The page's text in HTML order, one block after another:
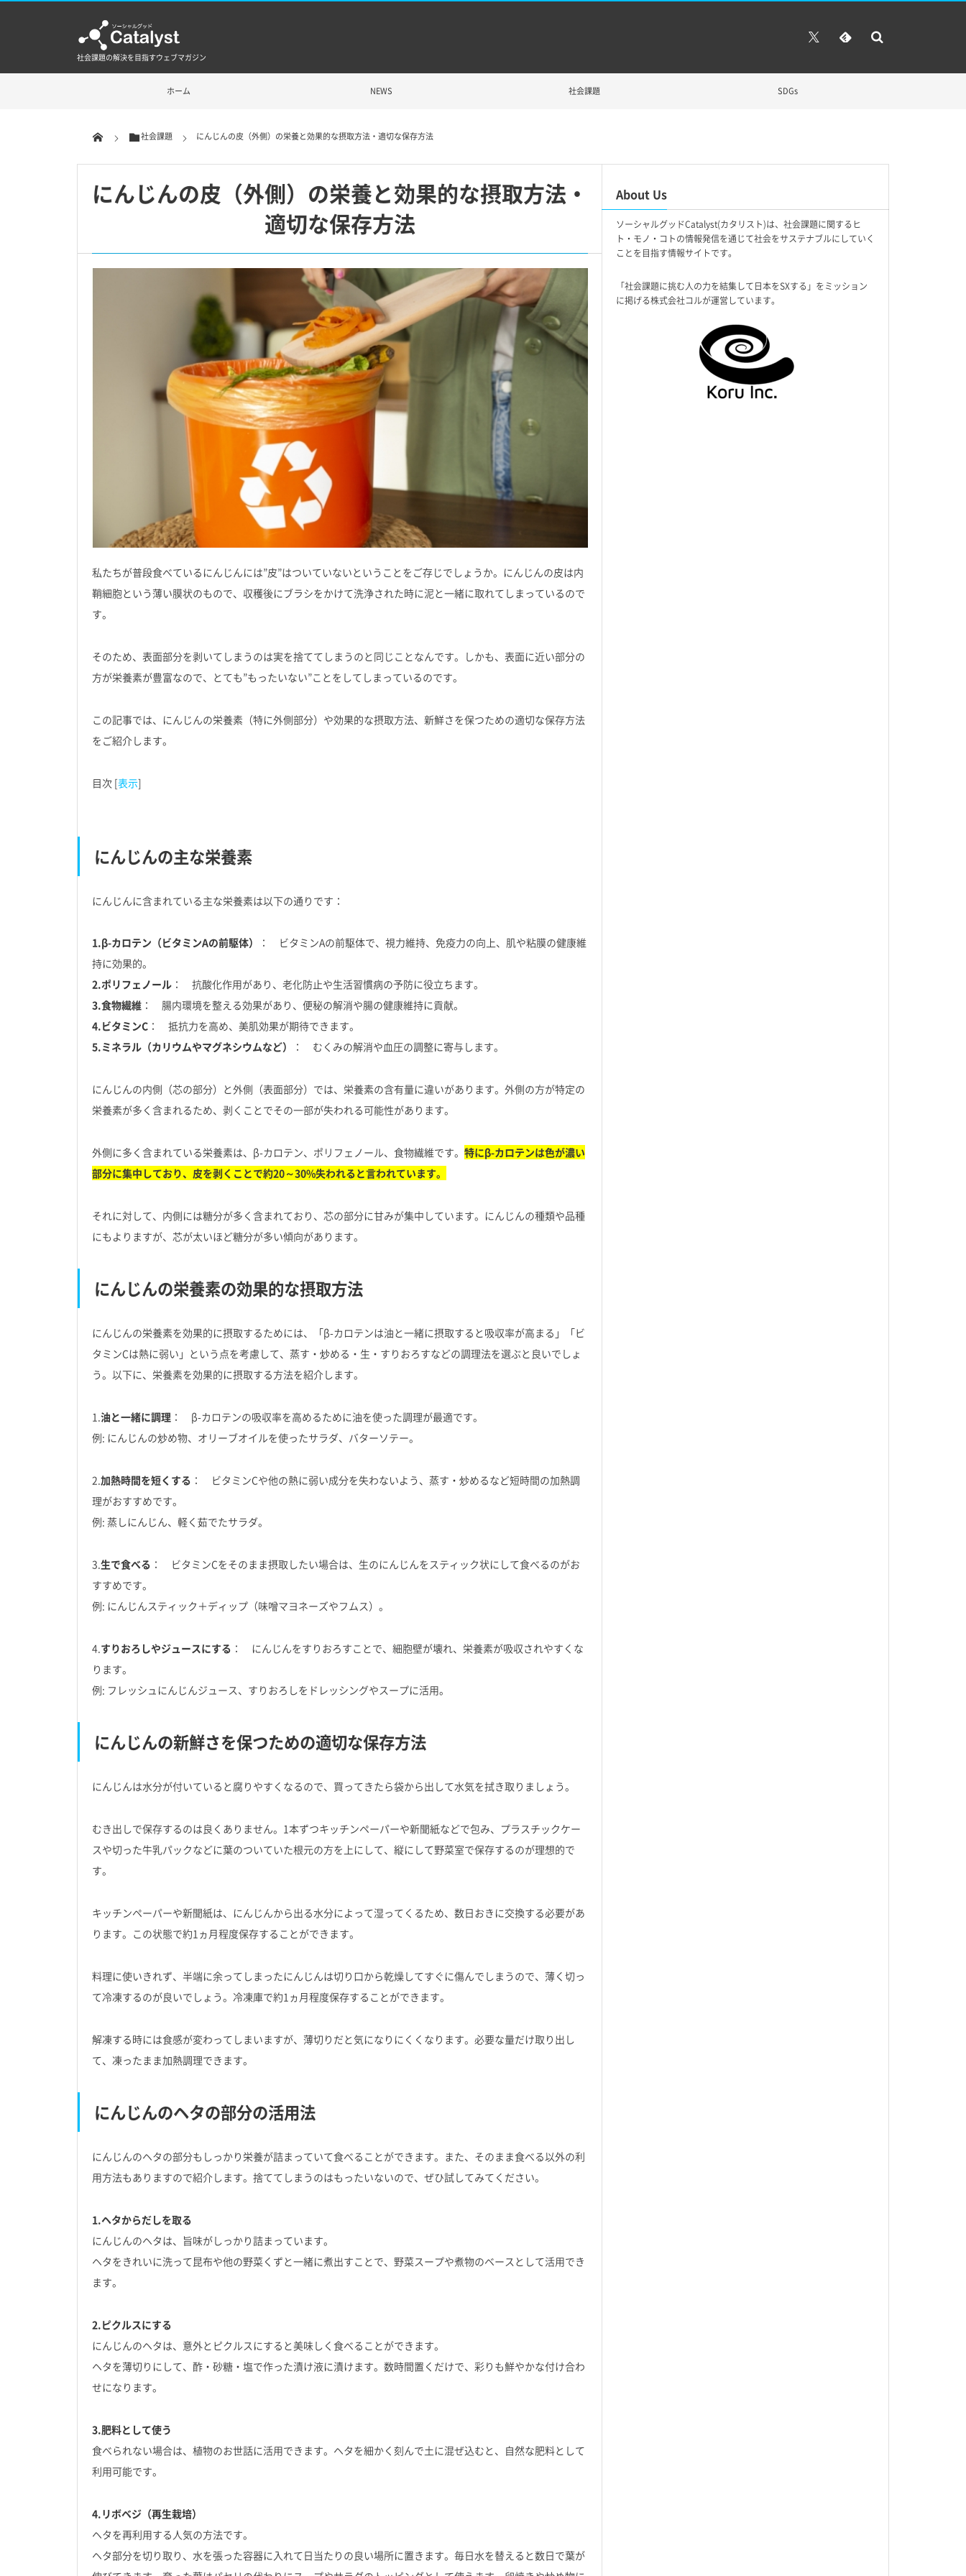
社会課題の解決を目指すウェブマガジン
ホーム NEWS 社会課題 SDGs
社会課題 にんじんの皮（外側）の栄養と効果的な摂取方法・適切な保存方法
にんじんの皮（外側）の栄養と効果的な摂取方法・
適切な保存方法
私たちが普段食べているにんじんには”皮”はついていないということをご存じでしょうか。にんじんの皮は内
鞘細胞という薄い膜状のもので、収穫後にブラシをかけて洗浄された時に泥と一緒に取れてしまっているので
す。
そのため、表面部分を剥いてしまうのは実を捨ててしまうのと同じことなんです。しかも、表面に近い部分の
方が栄養素が豊富なので、とても”もったいない”ことをしてしまっているのです。
この記事では、にんじんの栄養素（特に外側部分）や効果的な摂取方法、新鮮さを保つための適切な保存方法
をご紹介します。
目次 [表示]
にんじんの主な栄養素
にんじんに含まれている主な栄養素は以下の通りです：
1.β-カロテン（ビタミンAの前駆体）
： ビタミンAの前駆体で、視力維持、免疫力の向上、肌や粘膜の健康維
持に効果的。
2.ポリフェノール ： 抗酸化作用があり、老化防止や生活習慣病の予防に役立ちます。
3.食物繊維 ： 腸内環境を整える効果があり、便秘の解消や腸の健康維持に貢献。
4.ビタミンC ： 抵抗力を高め、美肌効果が期待できます。
5.ミネラル（カリウムやマグネシウムなど）
： むくみの解消や血圧の調整に寄与します。
にんじんの内側（芯の部分）と外側（表面部分）では、栄養素の含有量に違いがあります。外側の方が特定の
栄養素が多く含まれるため、剥くことでその一部が失われる可能性があります。
外側に多く含まれている栄養素は、β-カロテン、ポリフェノール、食物繊維です。 特にβ-カロテンは色が濃い
部分に集中しており、皮を剥くことで約20～30%失われると言われています。
それに対して、内側には糖分が多く含まれており、芯の部分に甘みが集中しています。にんじんの種類や品種
にもよりますが、芯が太いほど糖分が多い傾向があります。
にんじんの栄養素の効果的な摂取方法
にんじんの栄養素を効果的に摂取するためには、「β-カロテンは油と一緒に摂取すると吸収率が高まる」「ビ
タミンCは熱に弱い」という点を考慮して、蒸す・炒める・生・すりおろすなどの調理法を選ぶと良いでしょ
う。以下に、栄養素を効果的に摂取する方法を紹介します。
1.油と一緒に調理 ： β-カロテンの吸収率を高めるために油を使った調理が最適です。
例: にんじんの炒め物、オリーブオイルを使ったサラダ、バターソテー。
2.加熱時間を短くする ： ビタミンCや他の熱に弱い成分を失わないよう、蒸す・炒めるなど短時間の加熱調
理がおすすめです。
例: 蒸しにんじん、軽く茹でたサラダ。
3.生で食べる ： ビタミンCをそのまま摂取したい場合は、生のにんじんをスティック状にして食べるのがお
すすめです。
例: にんじんスティック＋ディップ（味噌マヨネーズやフムス）。
4.すりおろしやジュースにする ： にんじんをすりおろすことで、細胞壁が壊れ、栄養素が吸収されやすくな
ります。
例: フレッシュにんじんジュース、すりおろしをドレッシングやスープに活用。
にんじんの新鮮さを保つための適切な保存方法
にんじんは水分が付いていると腐りやすくなるので、買ってきたら袋から出して水気を拭き取りましょう。
むき出しで保存するのは良くありません。1本ずつキッチンペーパーや新聞紙などで包み、プラスチックケー
スや切った牛乳パックなどに葉のついていた根元の方を上にして、縦にして野菜室で保存するのが理想的で
す。
キッチンペーパーや新聞紙は、にんじんから出る水分によって湿ってくるため、数日おきに交換する必要があ
ります。この状態で約1ヵ月程度保存することができます。
料理に使いきれず、半端に余ってしまったにんじんは切り口から乾燥してすぐに傷んでしまうので、薄く切っ
て冷凍するのが良いでしょう。冷凍庫で約1ヵ月程度保存することができます。
解凍する時には食感が変わってしまいますが、薄切りだと気になりにくくなります。必要な量だけ取り出し
て、凍ったまま加熱調理できます。
にんじんのヘタの部分の活用法
にんじんのヘタの部分もしっかり栄養が詰まっていて食べることができます。また、そのまま食べる以外の利
用方法もありますので紹介します。捨ててしまうのはもったいないので、ぜひ試してみてください。
1.ヘタからだしを取る
にんじんのヘタは、旨味がしっかり詰まっています。
ヘタをきれいに洗って昆布や他の野菜くずと一緒に煮出すことで、野菜スープや煮物のベースとして活用でき
ます。
2.ピクルスにする
にんじんのヘタは、意外とピクルスにすると美味しく食べることができます。
ヘタを薄切りにして、酢・砂糖・塩で作った漬け液に漬けます。数時間置くだけで、彩りも鮮やかな付け合わ
せになります。
3.肥料として使う
食べられない場合は、植物のお世話に活用できます。ヘタを細かく刻んで土に混ぜ込むと、自然な肥料として
利用可能です。
4.リボベジ（再生栽培）
ヘタを再利用する人気の方法です。
ヘタ部分を切り取り、水を張った容器に入れて日当たりの良い場所に置きます。毎日水を替えると数日で葉が
About Us
ソーシャルグッドCatalyst(カタリスト)は、社会課題に関するヒ
ト・モノ・コトの情報発信を通じて社会をサステナブルにしていく
ことを目指す情報サイトです。
「社会課題に挑む人の力を結集して日本をSXする」をミッション
に掲げる株式会社コルが運営しています。